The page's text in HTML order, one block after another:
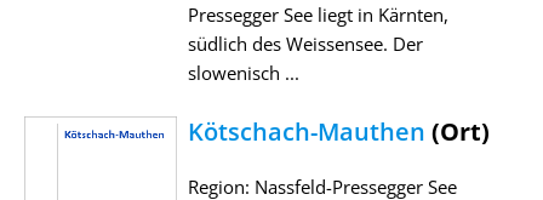
Pressegger See liegt in Kärnten,
südlich des Weissensee. Der
slowenisch ...
Kötschach-Mauthen (Ort)
Region: Nassfeld-Pressegger See